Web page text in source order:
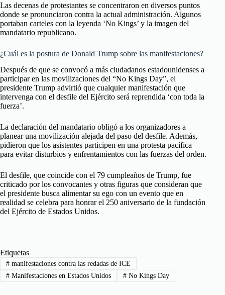
Las decenas de protestantes se concentraron en diversos puntos
donde se pronunciaron contra la actual administración. Algunos
portaban carteles con la leyenda ‘No Kings’ y la imagen del
mandatario republicano.
¿Cuál es la postura de Donald Trump sobre las manifestaciones?
Después de que se convocó a más ciudadanos estadounidenses a
participar en las movilizaciones del “No Kings Day”, el
presidente Trump advirtió que cualquier manifestación que
intervenga con el desfile del Ejército será reprendida ‘con toda la
fuerza’.
La declaración del mandatario obligó a los organizadores a
planear una movilización alejada del paso del desfile. Además,
pidieron que los asistentes participen en una protesta pacífica
para evitar disturbios y enfrentamientos con las fuerzas del orden.
El desfile, que coincide con el 79 cumpleaños de Trump, fue
criticado por los convocantes y otras figuras que consideran que
el presidente busca alimentar su ego con un evento que en
realidad se celebra para honrar el 250 aniversario de la fundación
del Ejército de Estados Unidos.
Etiquetas
#manifestaciones contra las redadas de ICE
#Manifestaciones en Estados Unidos #No Kings Day